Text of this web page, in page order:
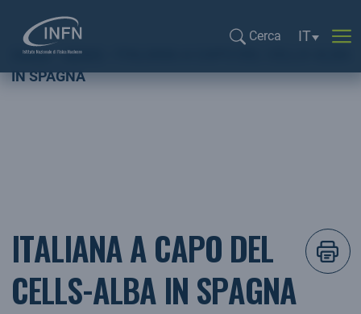
Cerca
IT
Home
NEWS
IN SPAGNA
ITALIANA A CAPO DEL
CELLS-ALBA IN SPAGNA